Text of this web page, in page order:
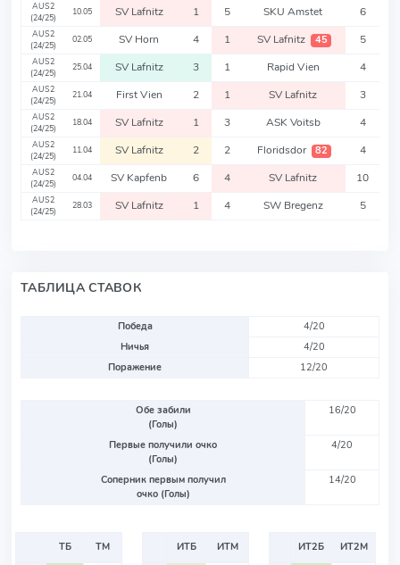
AUS2
(24/25)
10.05 SV Lafnitz 1 5 SKU Amstet 6
AUS2
(24/25)
02.05 SV Horn 4 1 SV Lafnitz 45 5
AUS2
(24/25)
25.04 SV Lafnitz 3 1 Rapid Vien 4
AUS2
(24/25)
21.04 First Vien 2 1 SV Lafnitz 3
AUS2
(24/25)
18.04 SV Lafnitz 1 3 ASK Voitsb 4
AUS2
(24/25)
11.04 SV Lafnitz 2 2 Floridsdor 82 4
AUS2
(24/25)
04.04 SV Kapfenb 6 4 SV Lafnitz 10
AUS2
(24/25)
28.03 SV Lafnitz 1 4 SW Bregenz 5
ТАБЛИЦА СТАВОК
Победа
4/20
Ничья
4/20
Поражение
12/20
Обе забили
(Голы)
16/20
Первые получили очко
(Голы)
4/20
Соперник первым получил
очко (Голы)
14/20
ТБ
ТМ
ИТБ
ИТМ
ИТ2Б
ИТ2М